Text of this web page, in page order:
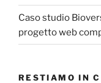
Caso studio
progetto web
RESTIAMO IN